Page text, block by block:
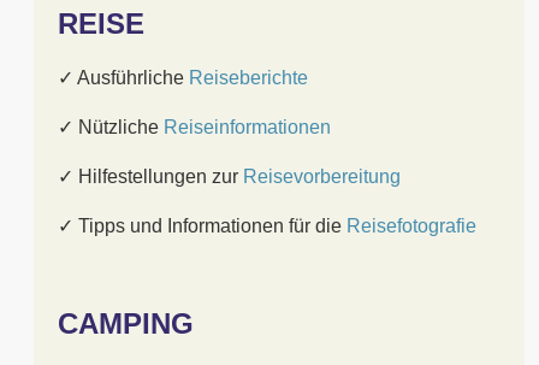
REISE
✓ Ausführliche Reiseberichte
✓ Nützliche Reiseinformationen
✓ Hilfestellungen zur Reisevorbereitung
✓ Tipps und Informationen für die Reisefotografie
CAMPING